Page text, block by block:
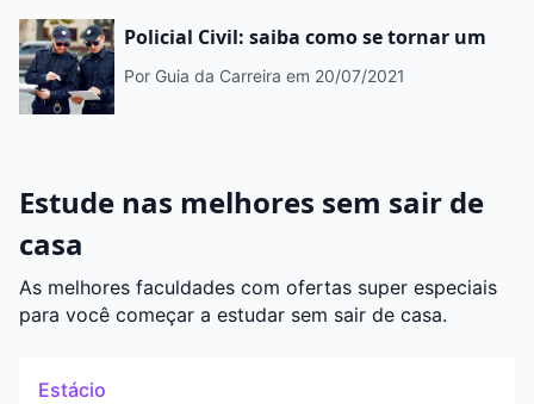
Policial Civil: saiba como se tornar um
Por Guia da Carreira em 20/07/2021
Estude nas melhores sem sair de
casa
As melhores faculdades com ofertas super especiais
para você começar a estudar sem sair de casa.
Estácio